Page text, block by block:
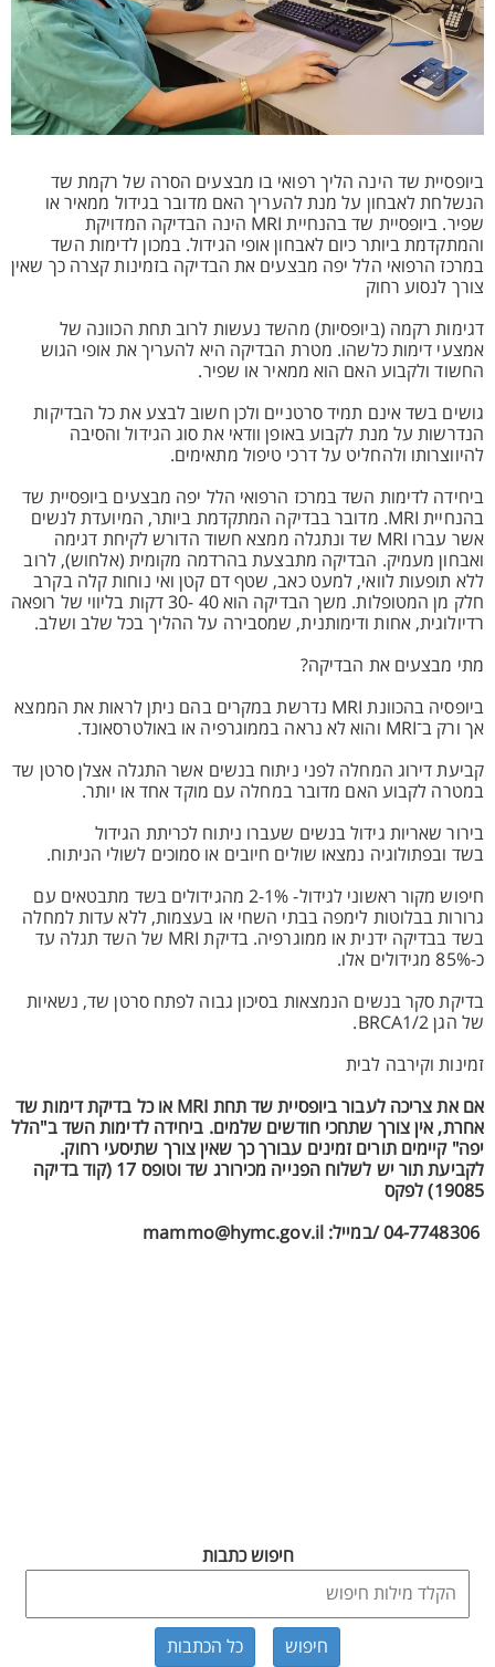
ביופסיית שד הינה הליך רפואי בו מבצעים הסרה של רקמת שד
הנשלחת לאבחון על מנת להעריך האם מדובר בגידול ממאיר או
שפיר. ביופסיית שד בהנחיית MRI הינה הבדיקה המדויקת
והמתקדמת ביותר כיום לאבחון אופי הגידול. במכון לדימות השד
במרכז הרפואי הלל יפה מבצעים את הבדיקה בזמינות קצרה כך שאין
צורך לנסוע רחוק
דגימות רקמה (ביופסיות) מהשד נעשות לרוב תחת הכוונה של
אמצעי דימות כלשהו. מטרת הבדיקה היא להעריך את אופי הגוש
החשוד ולקבוע האם הוא ממאיר או שפיר.
גושים בשד אינם תמיד סרטניים ולכן חשוב לבצע את כל הבדיקות
הנדרשות על מנת לקבוע באופן וודאי את סוג הגידול והסיבה
להיווצרותו ולהחליט על דרכי טיפול מתאימים.
ביחידה לדימות השד במרכז הרפואי הלל יפה מבצעים ביופסיית שד
בהנחיית MRI. מדובר בבדיקה המתקדמת ביותר, המיועדת לנשים
אשר עברו MRI שד ונתגלה ממצא חשוד הדורש לקיחת דגימה
ואבחון מעמיק. הבדיקה מתבצעת בהרדמה מקומית (אלחוש), לרוב
ללא תופעות לוואי, למעט כאב, שטף דם קטן ואי נוחות קלה בקרב
חלק מן המטופלות. משך הבדיקה הוא 40 -30 דקות בליווי של רופאה
רדיולוגית, אחות ודימותנית, שמסבירה על ההליך בכל שלב ושלב.
מתי מבצעים את הבדיקה?
ביופסיה בהכוונת MRI נדרשת במקרים בהם ניתן לראות את הממצא
אך ורק ב־MRI והוא לא נראה בממוגרפיה או באולטרסאונד.
קביעת דירוג המחלה לפני ניתוח בנשים אשר התגלה אצלן סרטן שד
במטרה לקבוע האם מדובר במחלה עם מוקד אחד או יותר.
בירור שאריות גידול בנשים שעברו ניתוח לכריתת הגידול
בשד ובפתולוגיה נמצאו שולים חיובים או סמוכים לשולי הניתוח.
חיפוש מקור ראשוני לגידול- 2-1% מהגידולים בשד מתבטאים עם
גרורות בבלוטות לימפה בבתי השחי או בעצמות, ללא עדות למחלה
בשד בבדיקה ידנית או ממוגרפיה. בדיקת MRI של השד תגלה עד
כ-85% מגידולים אלו.
בדיקת סקר בנשים הנמצאות בסיכון גבוה לפתח סרטן שד, נשאיות
של הגן BRCA1/2.
זמינות וקירבה לבית
אם את צריכה לעבור ביופסיית שד תחת MRI או כל בדיקת דימות שד
אחרת, אין צורך שתחכי חודשים שלמים. ביחידה לדימות השד ב"הלל
יפה" קיימים תורים זמינים עבורך כך שאין צורך שתיסעי רחוק.
לקביעת תור יש לשלוח הפנייה מכירורג שד וטופס 17 (קוד בדיקה
19085) לפקס
04-7748306 /במייל: mammo@hymc.gov.il
חיפוש כתבות
כל הכתבות